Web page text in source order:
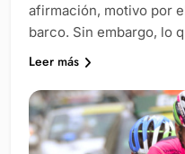
afirmación, motivo por
barco. Sin embargo, lo
Leer más